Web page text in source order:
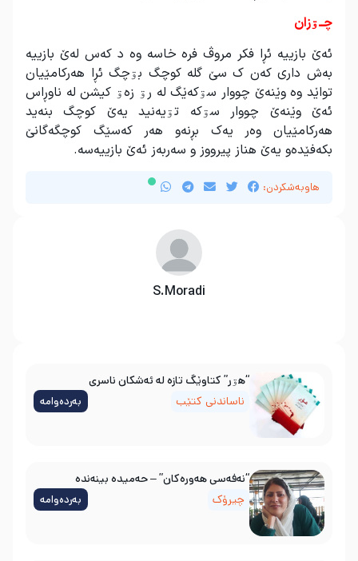
چــۊزان
ئهێ بازییه ئڕا فکر مروڤ فره خاسه وه د کهس لهێ بازییه
بهش داری کهن ک سێ گله کوچگ بۊچگ ئڕا ههرکامێیان
تواێد وه وێنهێ چووار سۊکهێگ له رۊ زهۊ کیشن له ناوڕاس
ئهێ وێنهێ چووار سۊکه تۊیهنید یهێ کوچگ بنهید
ههرکامێیان وهر یهک بڕنهو ههر کهسێگ کوچگهگانێ
بکهفێدهو یهێ هناز پیرووز و سهربهز ئهێ بازییهسه.
هاوبەشکردن:
S.Moradi
“هۊر” کتاوێگ تازە لە ئەشکان ناسری
ناساندنی کتێب
بەردەوامە
“نەفەسی هەورەکان” – حەمیدە بینەندە
چیرۆک
بەردەوامە